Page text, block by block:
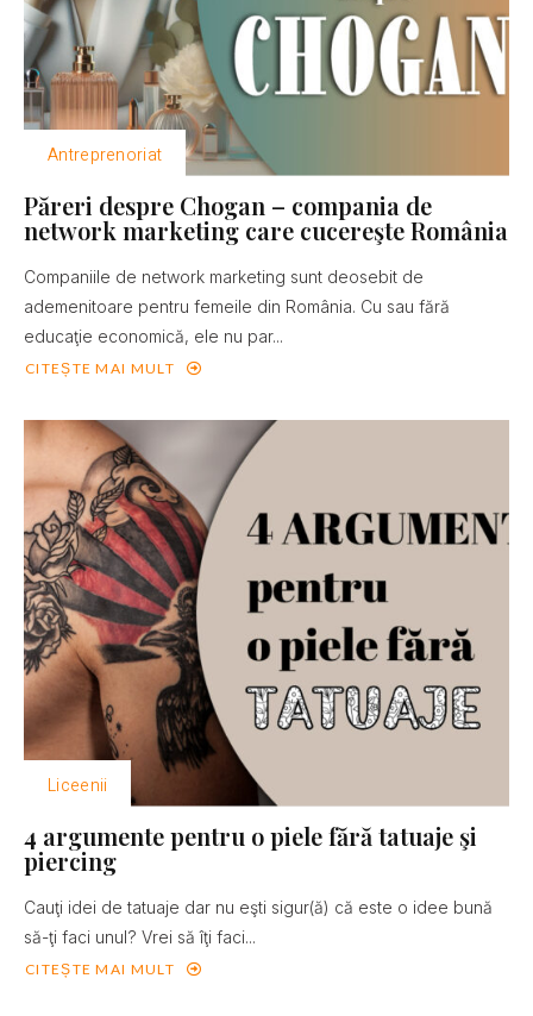
Antreprenoriat
Păreri despre Chogan – compania de
network marketing care cucereşte România
Companiile de network marketing sunt deosebit de
ademenitoare pentru femeile din România. Cu sau fără
educaţie economică, ele nu par...
CITEȘTE MAI MULT
Liceenii
4 argumente pentru o piele fără tatuaje şi
piercing
Cauţi idei de tatuaje dar nu eşti sigur(ă) că este o idee bună
să-ţi faci unul? Vrei să îţi faci...
CITEȘTE MAI MULT